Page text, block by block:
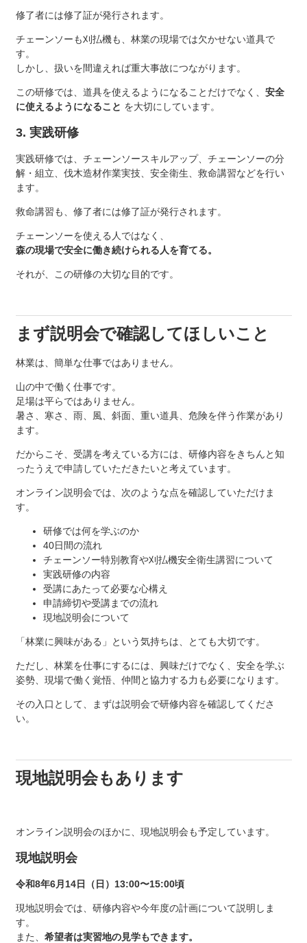
修了者には修了証が発行されます。
チェーンソーも刈払機も、林業の現場では欠かせない道具で
す。
しかし、扱いを間違えれば重大事故につながります。
この研修では、道具を使えるようになることだけでなく、 安全
に使えるようになること を大切にしています。
3. 実践研修
実践研修では、チェーンソースキルアップ、チェーンソーの分
解・組立、伐木造材作業実技、安全衛生、救命講習などを行い
ます。
救命講習も、修了者には修了証が発行されます。
チェーンソーを使える人ではなく、
森の現場で安全に働き続けられる人を育てる。
それが、この研修の大切な目的です。
まず説明会で確認してほしいこと
林業は、簡単な仕事ではありません。
山の中で働く仕事です。
足場は平らではありません。
暑さ、寒さ、雨、風、斜面、重い道具、危険を伴う作業があり
ます。
だからこそ、受講を考えている方には、研修内容をきちんと知
ったうえで申請していただきたいと考えています。
オンライン説明会では、次のような点を確認していただけま
す。
研修では何を学ぶのか
40日間の流れ
チェーンソー特別教育や刈払機安全衛生講習について
実践研修の内容
受講にあたって必要な心構え
申請締切や受講までの流れ
現地説明会について
「林業に興味がある」という気持ちは、とても大切です。
ただし、林業を仕事にするには、興味だけでなく、安全を学ぶ
姿勢、現場で働く覚悟、仲間と協力する力も必要になります。
その入口として、まずは説明会で研修内容を確認してくださ
い。
現地説明会もあります
オンライン説明会のほかに、現地説明会も予定しています。
現地説明会
令和8年6月14日（日）13:00〜15:00頃
現地説明会では、研修内容や今年度の計画について説明しま
す。
また、 希望者は実習地の見学もできます。